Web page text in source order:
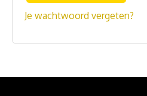
Je wachtwoord vergeten?